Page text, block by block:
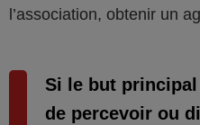
l’association, obtenir un
Si le but
de percevoir ou